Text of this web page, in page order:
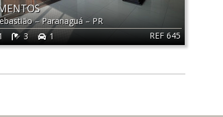
REF 645
–Paranaguá– PR
3 1